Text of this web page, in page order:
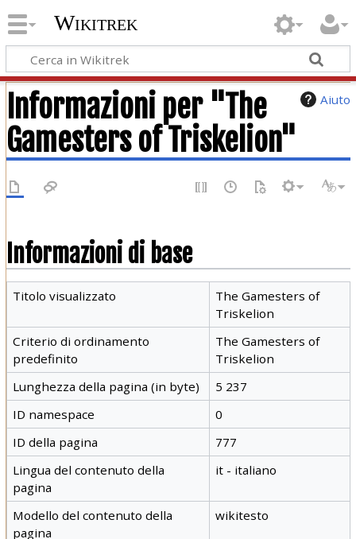
Wikitrek
Aiuto
Informazioni per "The
Gamesters of Triskelion"
Informazioni di base
Titolo visualizzato
The Gamesters of
Triskelion
Criterio di ordinamento
predefinito
The Gamesters of
Triskelion
Lunghezza della pagina (in byte)
5 237
ID namespace
0
ID della pagina
777
Lingua del contenuto della
pagina
it - italiano
Modello del contenuto della
pagina
wikitesto